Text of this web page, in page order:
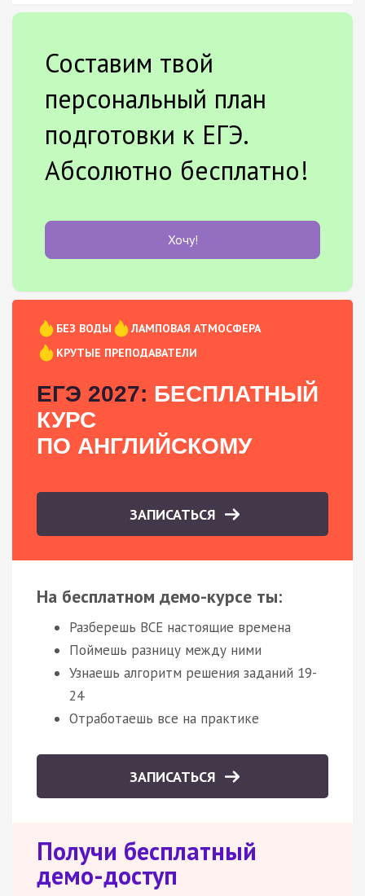
Составим твой
персональный план
подготовки к ЕГЭ.
Абсолютно бесплатно!
Хочу!
БЕЗ ВОДЫ
ЛАМПОВАЯ АТМОСФЕРА
КРУТЫЕ ПРЕПОДАВАТЕЛИ
ЕГЭ 2027: БЕСПЛАТНЫЙ
КУРС
ПО АНГЛИЙСКОМУ
ЗАПИСАТЬСЯ
На бесплатном демо-курсе ты:
Разберешь ВСЕ настоящие времена
Поймешь разницу между ними
Узнаешь алгоритм решения заданий 19-
24
Отработаешь все на практике
ЗАПИСАТЬСЯ
Получи бесплатный
демо-доступ